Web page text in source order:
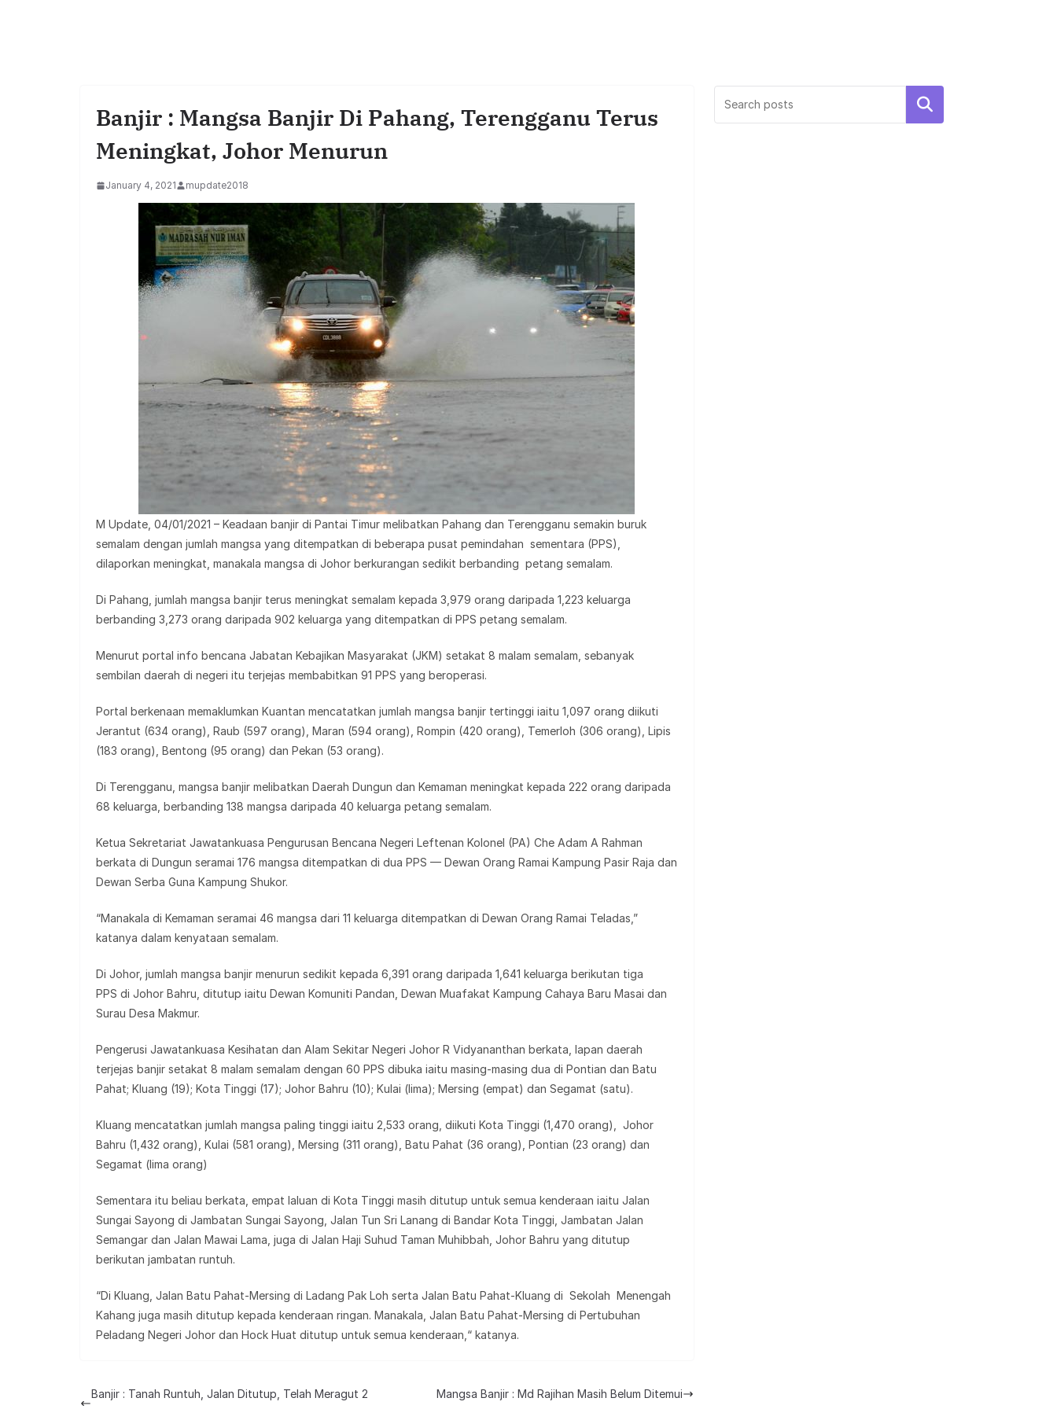
Banjir : Mangsa Banjir Di Pahang, Terengganu Terus
Meningkat, Johor Menurun
January 4, 2021 mupdate2018
M Update, 04/01/2021 – Keadaan banjir di Pantai Timur melibatkan Pahang dan Terengganu semakin buruk
semalam dengan jumlah mangsa yang ditempatkan di beberapa pusat pemindahan sementara (PPS),
dilaporkan meningkat, manakala mangsa di Johor berkurangan sedikit berbanding petang semalam.
Di Pahang, jumlah mangsa banjir terus meningkat semalam kepada 3,979 orang daripada 1,223 keluarga
berbanding 3,273 orang daripada 902 keluarga yang ditempatkan di PPS petang semalam.
Menurut portal info bencana Jabatan Kebajikan Masyarakat (JKM) setakat 8 malam semalam, sebanyak
sembilan daerah di negeri itu terjejas membabitkan 91 PPS yang beroperasi.
Portal berkenaan memaklumkan Kuantan mencatatkan jumlah mangsa banjir tertinggi iaitu 1,097 orang diikuti
Jerantut (634 orang), Raub (597 orang), Maran (594 orang), Rompin (420 orang), Temerloh (306 orang), Lipis
(183 orang), Bentong (95 orang) dan Pekan (53 orang).
Di Terengganu, mangsa banjir melibatkan Daerah Dungun dan Kemaman meningkat kepada 222 orang daripada
68 keluarga, berbanding 138 mangsa daripada 40 keluarga petang semalam.
Ketua Sekretariat Jawatankuasa Pengurusan Bencana Negeri Leftenan Kolonel (PA) Che Adam A Rahman
berkata di Dungun seramai 176 mangsa ditempatkan di dua PPS — Dewan Orang Ramai Kampung Pasir Raja dan
Dewan Serba Guna Kampung Shukor.
“Manakala di Kemaman seramai 46 mangsa dari 11 keluarga ditempatkan di Dewan Orang Ramai Teladas,”
katanya dalam kenyataan semalam.
Di Johor, jumlah mangsa banjir menurun sedikit kepada 6,391 orang daripada 1,641 keluarga berikutan tiga
PPS di Johor Bahru, ditutup iaitu Dewan Komuniti Pandan, Dewan Muafakat Kampung Cahaya Baru Masai dan
Surau Desa Makmur.
Pengerusi Jawatankuasa Kesihatan dan Alam Sekitar Negeri Johor R Vidyananthan berkata, lapan daerah
terjejas banjir setakat 8 malam semalam dengan 60 PPS dibuka iaitu masing-masing dua di Pontian dan Batu
Pahat; Kluang (19); Kota Tinggi (17); Johor Bahru (10); Kulai (lima); Mersing (empat) dan Segamat (satu).
Kluang mencatatkan jumlah mangsa paling tinggi iaitu 2,533 orang, diikuti Kota Tinggi (1,470 orang), Johor
Bahru (1,432 orang), Kulai (581 orang), Mersing (311 orang), Batu Pahat (36 orang), Pontian (23 orang) dan
Segamat (lima orang)
Sementara itu beliau berkata, empat laluan di Kota Tinggi masih ditutup untuk semua kenderaan iaitu Jalan
Sungai Sayong di Jambatan Sungai Sayong, Jalan Tun Sri Lanang di Bandar Kota Tinggi, Jambatan Jalan
Semangar dan Jalan Mawai Lama, juga di Jalan Haji Suhud Taman Muhibbah, Johor Bahru yang ditutup
berikutan jambatan runtuh.
“Di Kluang, Jalan Batu Pahat-Mersing di Ladang Pak Loh serta Jalan Batu Pahat-Kluang di Sekolah Menengah
Kahang juga masih ditutup kepada kenderaan ringan. Manakala, Jalan Batu Pahat-Mersing di Pertubuhan
Peladang Negeri Johor dan Hock Huat ditutup untuk semua kenderaan,“ katanya.
Banjir : Tanah Runtuh, Jalan Ditutup, Telah Meragut 2
Mangsa Banjir : Md Rajihan Masih Belum Ditemui
Search